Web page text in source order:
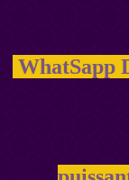
WhatSapp